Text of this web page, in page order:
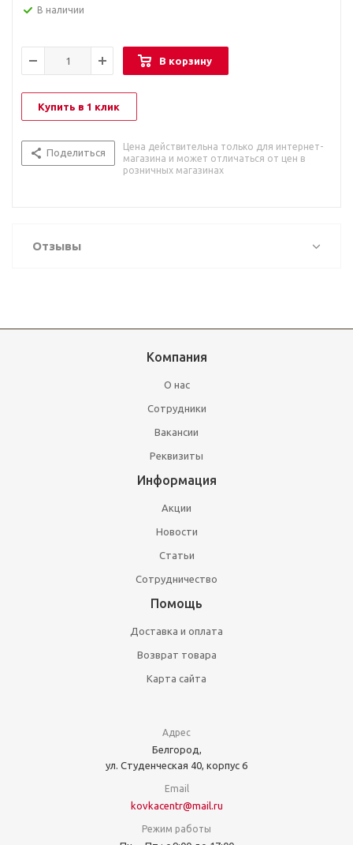
В наличии
В корзину
Купить в 1 клик
Поделиться
Цена действительна только для интернет-
магазина и может отличаться от цен в
розничных магазинах
Отзывы
Компания
О нас
Сотрудники
Вакансии
Реквизиты
Информация
Акции
Новости
Статьи
Сотрудничество
Помощь
Доставка и оплата
Возврат товара
Карта сайта
Адрес
Белгород,
ул. Студенческая 40, корпус 6
Email
kovkacentr@mail.ru
Режим работы